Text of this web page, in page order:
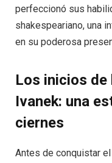
perfeccionó sus
shakespeariano, una
en su poderosa
Los inicios de
Ivanek: una
ciernes
Antes de conquistar